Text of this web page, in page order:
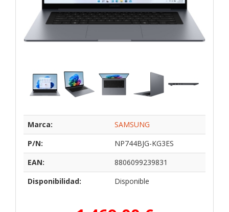
Marca:
SAMSUNG
P/N:
NP744BJG-KG3ES
EAN:
8806099239831
Disponibilidad:
Disponible